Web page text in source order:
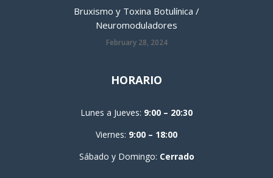
Bruxismo y Toxina Botulínica /
Neuromoduladores
February 28, 2024
HORARIO
Lunes a Jueves: 9:00 – 20:30
Viernes: 9:00 – 18:00
Sábado y Domingo: Cerrado